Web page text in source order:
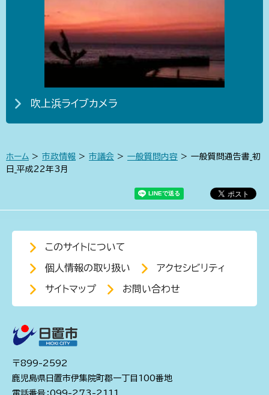
吹上浜ライブカメラ
ホーム > 市政情報 > 市議会 > 一般質問内容 > 一般質問通告書_初
日_平成22年3月
このサイトについて
個人情報の取り扱い アクセシビリティ
サイトマップ お問い合わせ
〒899-2592
鹿児島県日置市伊集院町郡一丁目100番地
電話番号：099-273-2111